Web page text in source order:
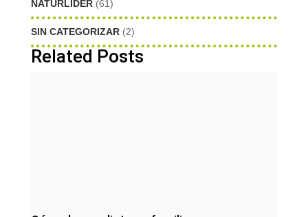
NATURLIDER (61)
SIN CATEGORIZAR (2)
Related Posts